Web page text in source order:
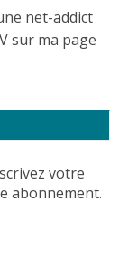
net-addict
sur ma page
votre
abonnement.